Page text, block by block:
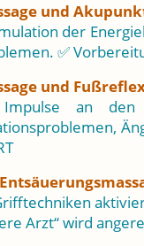
und
der
✅
und
Impulse an
Arzt“ wird